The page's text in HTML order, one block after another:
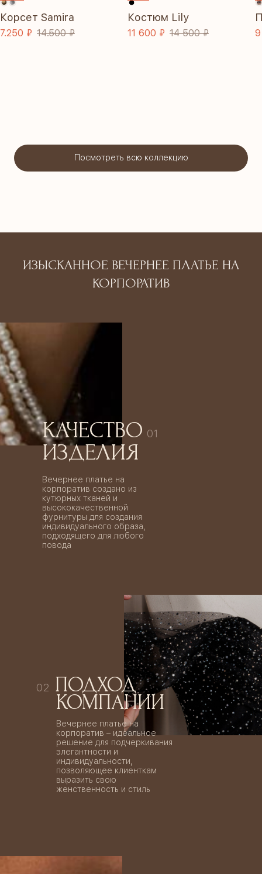
Корсет Samira
7.250 ₽ 14.500 ₽
Костюм Lily
11 600 ₽ 14 500 ₽
Посмотреть всю коллекцию
ИЗЫСКАННОЕ ВЕЧЕРНЕЕ ПЛАТЬЕ НА
КОРПОРАТИВ
КАЧЕСТВО01
ИЗДЕЛИЯ
Вечернее платье на
корпоратив создано из
кутюрных тканей и
высококачественной
фурнитуры для создания
индивидуального образа,
подходящего для любого
повода
02 ПОДХОД
КОМПАНИИ
Вечернее платье на
корпоратив – идеальное
решение для подчеркивания
элегантности и
индивидуальности,
позволяющее клиенткам
выразить свою
женственность и стиль